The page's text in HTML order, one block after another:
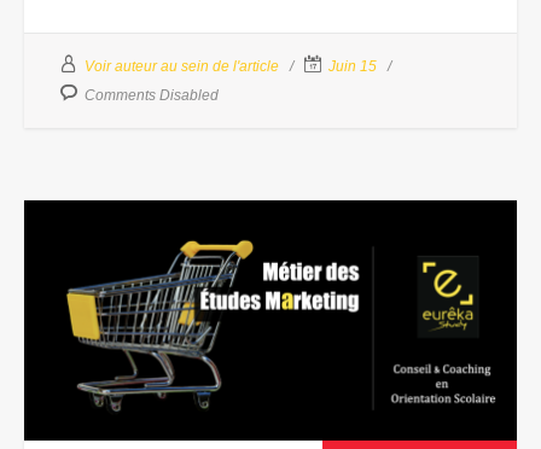
Voir auteur au sein de l'article
Juin 15
Comments Disabled